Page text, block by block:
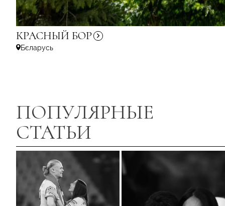
КРАСНЫЙ БОР
Бєларусь
ПОПУЛЯРНЫЕ
СТАТЬИ